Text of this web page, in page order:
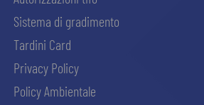
Sistema di gradimento
Tardini Card
Privacy Policy
Policy Ambientale